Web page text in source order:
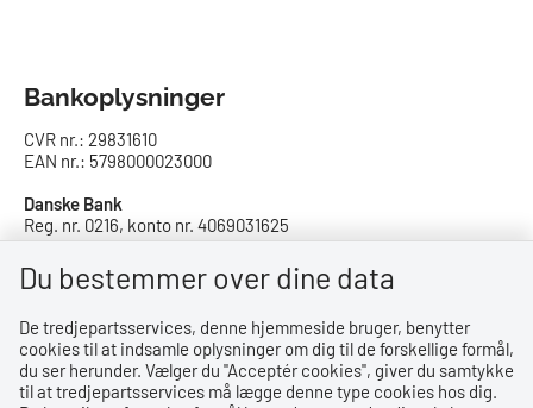
Bankoplysninger
CVR nr.: 29831610
EAN nr.: 5798000023000
Danske Bank
Reg. nr. 0216, konto nr. 4069031625
IBAN: DK8402164069031625
SWIFT: DABADKKK
Privatlivspolitik
Privatlivspolitik
Du bestemmer over dine data
De tredjepartsservices, denne hjemmeside bruger, benytter
cookies til at indsamle oplysninger om dig til de forskellige formål,
du ser herunder. Vælger du ''Acceptér cookies'', giver du samtykke
til at tredjepartsservices må lægge denne type cookies hos dig.